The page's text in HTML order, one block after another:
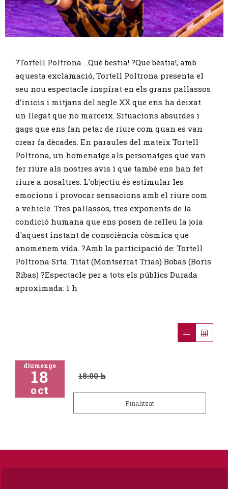
?Tortell Poltrona ...Què bestia! ?Que bèstia!, amb
aquesta exclamació, Tortell Poltrona presenta el
seu nou espectacle inspirat en els grans pallassos
d’inicis i mitjans del segle XX que ens ha deixat
un llegat que no marceix. Situacions absurdes i
gags que ens fan petar de riure com quan es van
crear fa dècades. En paraules del mateix Tortell
Poltrona, un homenatge als personatges que van
fer riure als nostres avis i que també ens han fet
riure a nosaltres. L'objectiu és estimular les
emocions i provocar sensacions amb el riure com
a vehicle. Tres pallassos, tres exponents de la
condició humana que ens posen de relleu la joia
d'aquest instant de consciència còsmica que
anomenem vida. ?Amb la participació de: Tortell
Poltrona Srta. Titat (Montserrat Trias) Bobas (Boris
Ribas) ?Espectacle per a tots els públics Durada
aproximada: 1 h
diumenge
18
oct
18:00 h
Finalitzat